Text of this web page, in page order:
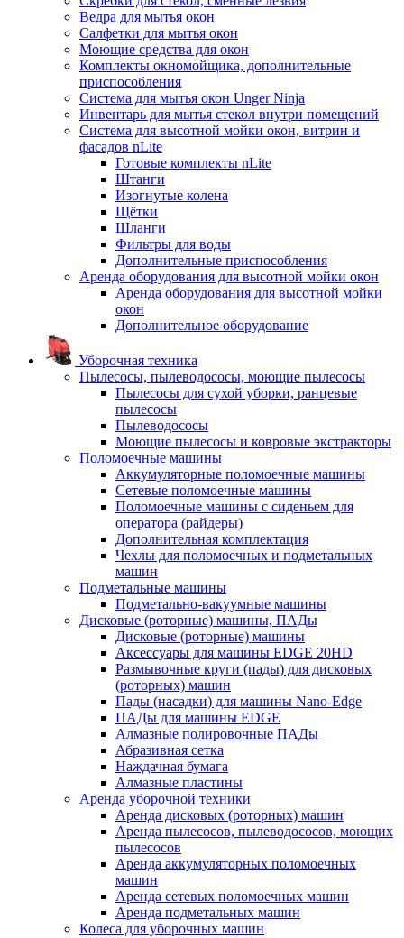
Ведра для мытья окон
Салфетки для мытья окон
Моющие средства для окон
Комплекты окномойщика, дополнительные
приспособления
Система для мытья окон Unger Ninja
Инвентарь для мытья стекол внутри помещений
Система для высотной мойки окон, витрин и
фасадов nLite
Готовые комплекты nLite
Штанги
Изогнутые колена
Щётки
Шланги
Фильтры для воды
Дополнительные приспособления
Аренда оборудования для высотной мойки окон
Аренда оборудования для высотной мойки
окон
Дополнительное оборудование
Уборочная техника
Пылесосы, пылеводососы, моющие пылесосы
Пылесосы для сухой уборки, ранцевые
пылесосы
Пылеводососы
Моющие пылесосы и ковровые экстракторы
Поломоечные машины
Аккумуляторные поломоечные машины
Сетевые поломоечные машины
Поломоечные машины с сиденьем для
оператора (райдеры)
Дополнительная комплектация
Чехлы для поломоечных и подметальных
машин
Подметальные машины
Подметально-вакуумные машины
Дисковые (роторные) машины, ПАДы
Дисковые (роторные) машины
Аксессуары для машины EDGE 20HD
Размывочные круги (пады) для дисковых
(роторных) машин
Пады (насадки) для машины Nano-Edge
ПАДы для машины EDGE
Алмазные полировочные ПАДы
Абразивная сетка
Наждачная бумага
Алмазные пластины
Аренда уборочной техники
Аренда дисковых (роторных) машин
Аренда пылесосов, пылеводососов, моющих
пылесосов
Аренда аккумуляторных поломоечных
машин
Аренда сетевых поломоечных машин
Аренда подметальных машин
Колеса для уборочных машин